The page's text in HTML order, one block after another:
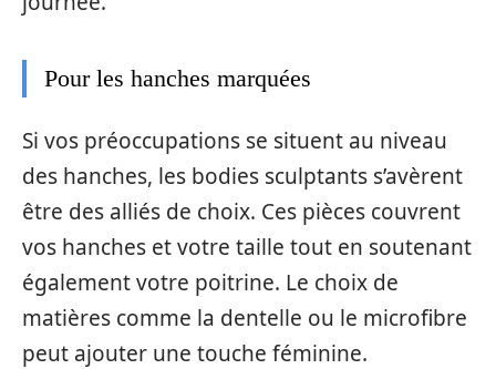
Pour les hanches marquées
Si vos préoccupations se situent au niveau
des hanches, les bodies sculptants s’avèrent
être des alliés de choix. Ces pièces couvrent
vos hanches et votre taille tout en soutenant
également votre poitrine. Le choix de
matières comme la dentelle ou le microfibre
peut ajouter une touche féminine.